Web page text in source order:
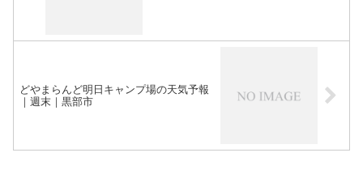
どやまらんど明日キャンプ場の天気予報
｜週末｜黒部市